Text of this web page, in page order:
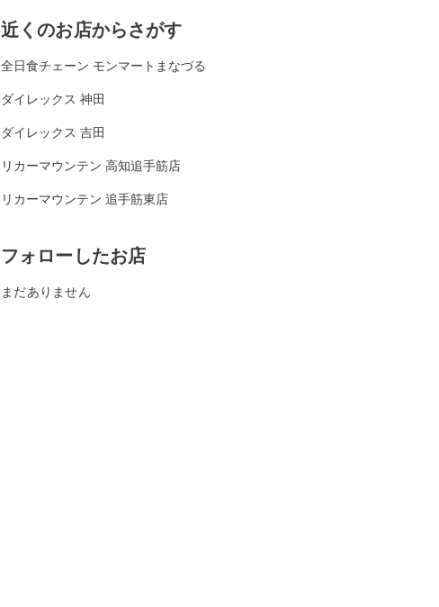
近くのお店からさがす
全日食チェーン モンマートまなづる
ダイレックス 神田
ダイレックス 吉田
リカーマウンテン 高知追手筋店
リカーマウンテン 追手筋東店
フォローしたお店
まだありません